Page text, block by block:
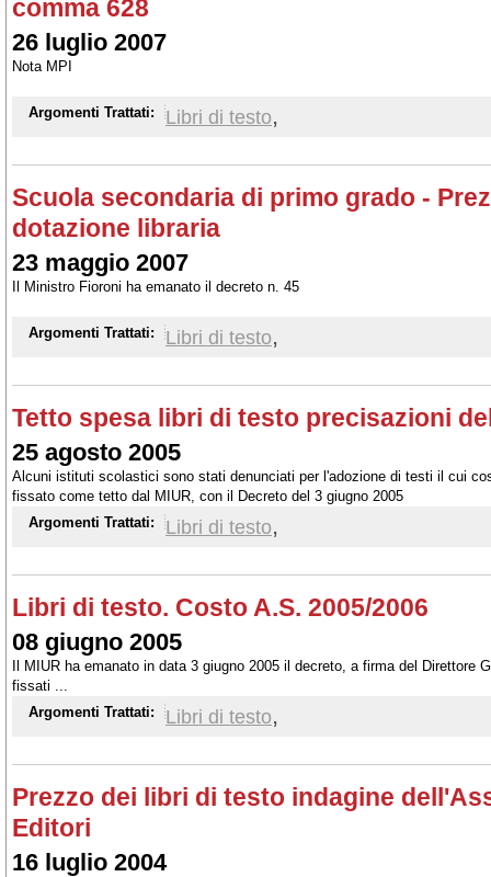
comma 628
26 luglio 2007
Nota MPI
Argomenti Trattati: Libri di testo,
Scuola secondaria di primo grado -
dotazione libraria
23 maggio 2007
Il Ministro Fioroni ha emanato il decreto n. 45
Argomenti Trattati: Libri di testo,
Tetto spesa libri di testo precisazioni
25 agosto 2005
Alcuni istituti scolastici sono stati denunciati per l'adozione di testi il cui
fissato come tetto dal MIUR, con il Decreto del 3 giugno 2005
Argomenti Trattati:
Libri di testo,
Libri di testo. Costo A.S. 2005/2006
08 giugno 2005
Il MIUR ha emanato in data 3 giugno 2005 il decreto, a firma del Direttore
fissati ...
Argomenti Trattati:
Libri di testo,
Prezzo dei libri di testo indagine
Editori
16 luglio 2004